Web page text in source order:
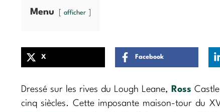
Menu afficher
X Facebook
Dressé sur les rives du Lough Leane, Ross
cinq siècles. Cette imposante maison-tour du